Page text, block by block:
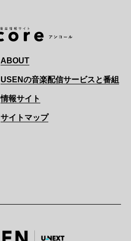
ABOUT
USENの音楽配信サービスと番組
情報サイト
サイトマップ